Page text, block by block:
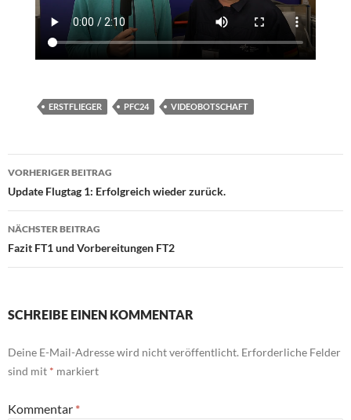
ERSTFLIEGER PFC24 VIDEOBOTSCHAFT
Beitragsnavigation
VORHERIGER BEITRAG
Update Flugtag 1: Erfolgreich wieder zurück.
NÄCHSTER BEITRAG
Fazit FT1 und Vorbereitungen FT2
SCHREIBE EINEN KOMMENTAR
Deine E-Mail-Adresse wird nicht veröffentlicht. Erforderliche Felder
sind mit * markiert
Kommentar *